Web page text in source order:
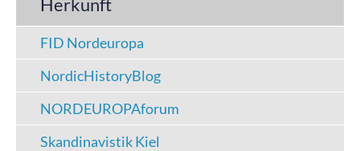
Herkunft
FID Nordeuropa
NordicHistoryBlog
NORDEUROPAforum
Skandinavistik Kiel